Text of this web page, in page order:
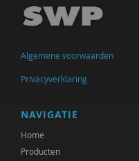
Mirjam-Iris Crox
Richard de Brabander
Peter de Groot
Michiel de Ronde
Marcel de Rooij
Algemene voorwaarden
Privacyverklaring
NAVIGATIE
Home
Producten